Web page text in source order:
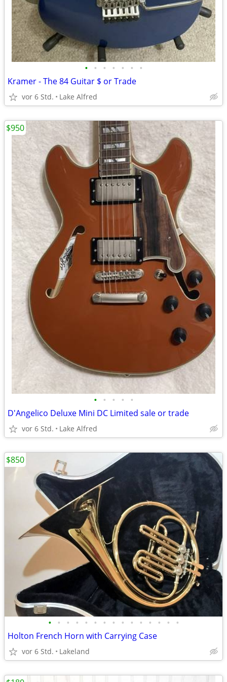
• • • • • • •
Kramer - The 84 Guitar $ or Trade
vor 6 Std. Lake Alfred
• • • • •
D'Angelico Deluxe Mini DC Limited sale or trade
vor 6 Std. Lake Alfred
$950
• • • • • • • • • • • • • • •
Holton French Horn with Carrying Case
vor 6 Std. Lakeland
$850